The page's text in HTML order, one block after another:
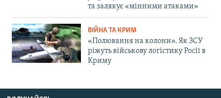
та залякує «мінними атаками»
ВІЙНА ТА КРИМ
«Полювання на колони». Як ЗСУ
ріжуть військову логістику Росії в
Криму